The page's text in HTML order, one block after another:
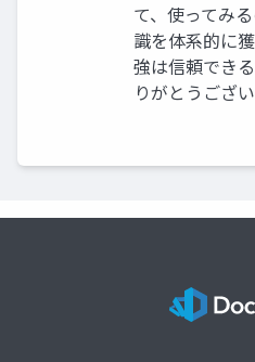
て、使ってみ
識を体系的に
強は信頼でき
りがとうござ